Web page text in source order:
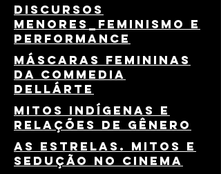
discursos
menores_feminismo e
performance
máscaras Femininas
da commedia
dellárte
mitos indígenas e
relações de gênero
as estrelas. mitos e
sedução no cinema